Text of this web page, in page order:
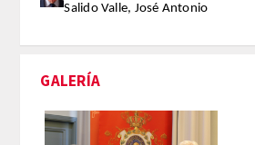
SUPERNUMERARIOS
Nacionales
Salido Valle, José Antonio
GALERÍA